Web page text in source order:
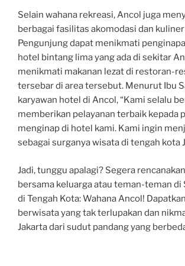
Selain wahana rekreasi, Ancol juga
berbagai fasilitas akomodasi dan
Pengunjung dapat menikmati
hotel bintang lima yang ada di sekitar
menikmati makanan lezat di restoran-
tersebar di area tersebut. Menurut Ibu
karyawan hotel di Ancol, “Kami selalu
memberikan pelayanan terbaik kepada
menginap di hotel kami. Kami ingin
sebagai surganya wisata di tengah kota
Jadi, tunggu apalagi? Segera
bersama keluarga atau teman-teman di
di Tengah Kota: Wahana Ancol!
berwisata yang tak terlupakan dan
Jakarta dari sudut pandang yang